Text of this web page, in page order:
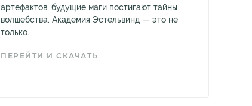
артефактов, будущие маги постигают тайны
волшебства. Академия Эстельвинд — это не
только...
ПЕРЕЙТИ И СКАЧАТЬ